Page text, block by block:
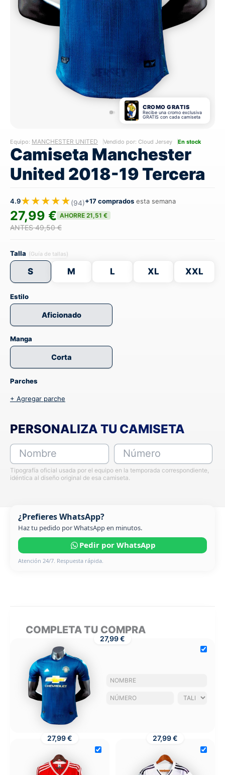
CROMO GRATIS
Recibe una cromo exclusiva
GRATIS con cada camiseta
Equipo: MANCHESTER UNITED Vendido por: Cloud Jersey En stock
Camiseta Manchester
United 2018-19 Tercera
4.9★★★★★(94)+17 comprados esta semana
27,99 € AHORRE 21,51 €
ANTES 49,50 €
Talla (Guía de tallas)
S M L XL XXL
Estilo
Aficionado
Manga
Corta
Parches
+ Agregar parche
PERSONALIZA TU CAMISETA
Nombre Número
Tipografía oficial usada por el equipo en la temporada correspondiente,
idéntica al diseño original de esa camiseta.
¿Prefieres WhatsApp?
Haz tu pedido por WhatsApp en minutos.
Pedir por WhatsApp
Atención 24/7. Respuesta rápida.
COMPLETA TU COMPRA
27,99 €
27,99 € 27,99 €